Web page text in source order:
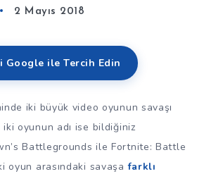
2 Mayıs 2018
Google ile Tercih Edin
iki büyük video oyunun savaşı
oyunun adı ise bildiğiniz
Battlegrounds ile Fortnite: Battle
oyun arasındaki savaşafarklı